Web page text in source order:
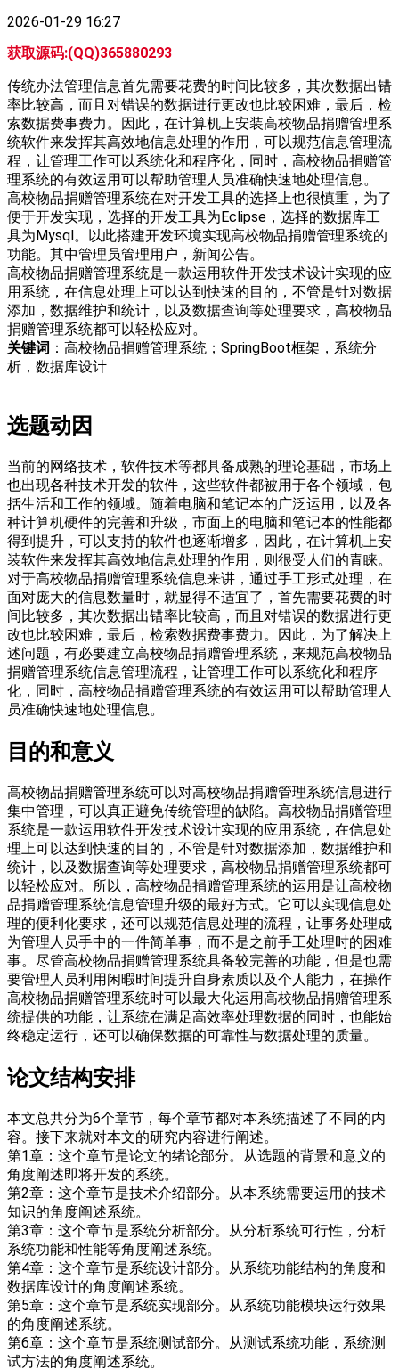
2026-01-29 16:27
获取源码:(QQ)365880293
传统办法管理信息首先需要花费的时间比较多，其次数据出错
率比较高，而且对错误的数据进行更改也比较困难，最后，检
索数据费事费力。因此，在计算机上安装高校物品捐赠管理系
统软件来发挥其高效地信息处理的作用，可以规范信息管理流
程，让管理工作可以系统化和程序化，同时，高校物品捐赠管
理系统的有效运用可以帮助管理人员准确快速地处理信息。
高校物品捐赠管理系统在对开发工具的选择上也很慎重，为了
便于开发实现，选择的开发工具为Eclipse，选择的数据库工
具为Mysql。以此搭建开发环境实现高校物品捐赠管理系统的
功能。其中管理员管理用户，新闻公告。
高校物品捐赠管理系统是一款运用软件开发技术设计实现的应
用系统，在信息处理上可以达到快速的目的，不管是针对数据
添加，数据维护和统计，以及数据查询等处理要求，高校物品
捐赠管理系统都可以轻松应对。
关键词 ：高校物品捐赠管理系统；SpringBoot框架，系统分
析，数据库设计
选题动因
当前的网络技术，软件技术等都具备成熟的理论基础，市场上
也出现各种技术开发的软件，这些软件都被用于各个领域，包
括生活和工作的领域。随着电脑和笔记本的广泛运用，以及各
种计算机硬件的完善和升级，市面上的电脑和笔记本的性能都
得到提升，可以支持的软件也逐渐增多，因此，在计算机上安
装软件来发挥其高效地信息处理的作用，则很受人们的青睐。
对于高校物品捐赠管理系统信息来讲，通过手工形式处理，在
面对庞大的信息数量时，就显得不适宜了，首先需要花费的时
间比较多，其次数据出错率比较高，而且对错误的数据进行更
改也比较困难，最后，检索数据费事费力。因此，为了解决上
述问题，有必要建立高校物品捐赠管理系统，来规范高校物品
捐赠管理系统信息管理流程，让管理工作可以系统化和程序
化，同时，高校物品捐赠管理系统的有效运用可以帮助管理人
员准确快速地处理信息。
目的和意义
高校物品捐赠管理系统可以对高校物品捐赠管理系统信息进行
集中管理，可以真正避免传统管理的缺陷。高校物品捐赠管理
系统是一款运用软件开发技术设计实现的应用系统，在信息处
理上可以达到快速的目的，不管是针对数据添加，数据维护和
统计，以及数据查询等处理要求，高校物品捐赠管理系统都可
以轻松应对。所以，高校物品捐赠管理系统的运用是让高校物
品捐赠管理系统信息管理升级的最好方式。它可以实现信息处
理的便利化要求，还可以规范信息处理的流程，让事务处理成
为管理人员手中的一件简单事，而不是之前手工处理时的困难
事。尽管高校物品捐赠管理系统具备较完善的功能，但是也需
要管理人员利用闲暇时间提升自身素质以及个人能力，在操作
高校物品捐赠管理系统时可以最大化运用高校物品捐赠管理系
统提供的功能，让系统在满足高效率处理数据的同时，也能始
终稳定运行，还可以确保数据的可靠性与数据处理的质量。
论文结构安排
本文总共分为6个章节，每个章节都对本系统描述了不同的内
容。接下来就对本文的研究内容进行阐述。
第1章：这个章节是论文的绪论部分。从选题的背景和意义的
角度阐述即将开发的系统。
第2章：这个章节是技术介绍部分。从本系统需要运用的技术
知识的角度阐述系统。
第3章：这个章节是系统分析部分。从分析系统可行性，分析
系统功能和性能等角度阐述系统。
第4章：这个章节是系统设计部分。从系统功能结构的角度和
数据库设计的角度阐述系统。
第5章：这个章节是系统实现部分。从系统功能模块运行效果
的角度阐述系统。
第6章：这个章节是系统测试部分。从测试系统功能，系统测
试方法的角度阐述系统。